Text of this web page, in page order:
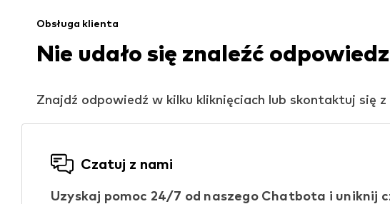
Obsługa klienta
Nie udało się znaleźć
Znajdź odpowiedź w kilku kliknięciach lub skontaktuj się
Czatuj z nami
Uzyskaj pomoc 24/7 od naszego Chatbota i uniknij